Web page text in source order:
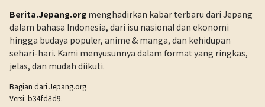
Berita.Jepang.org menghadirkan kabar terbaru dari Jepang
dalam bahasa Indonesia, dari isu nasional dan ekonomi
hingga budaya populer, anime & manga, dan kehidupan
sehari-hari. Kami menyusunnya dalam format yang ringkas,
jelas, dan mudah diikuti.
Bagian dari Jepang.org
Versi: b34fd8d9.